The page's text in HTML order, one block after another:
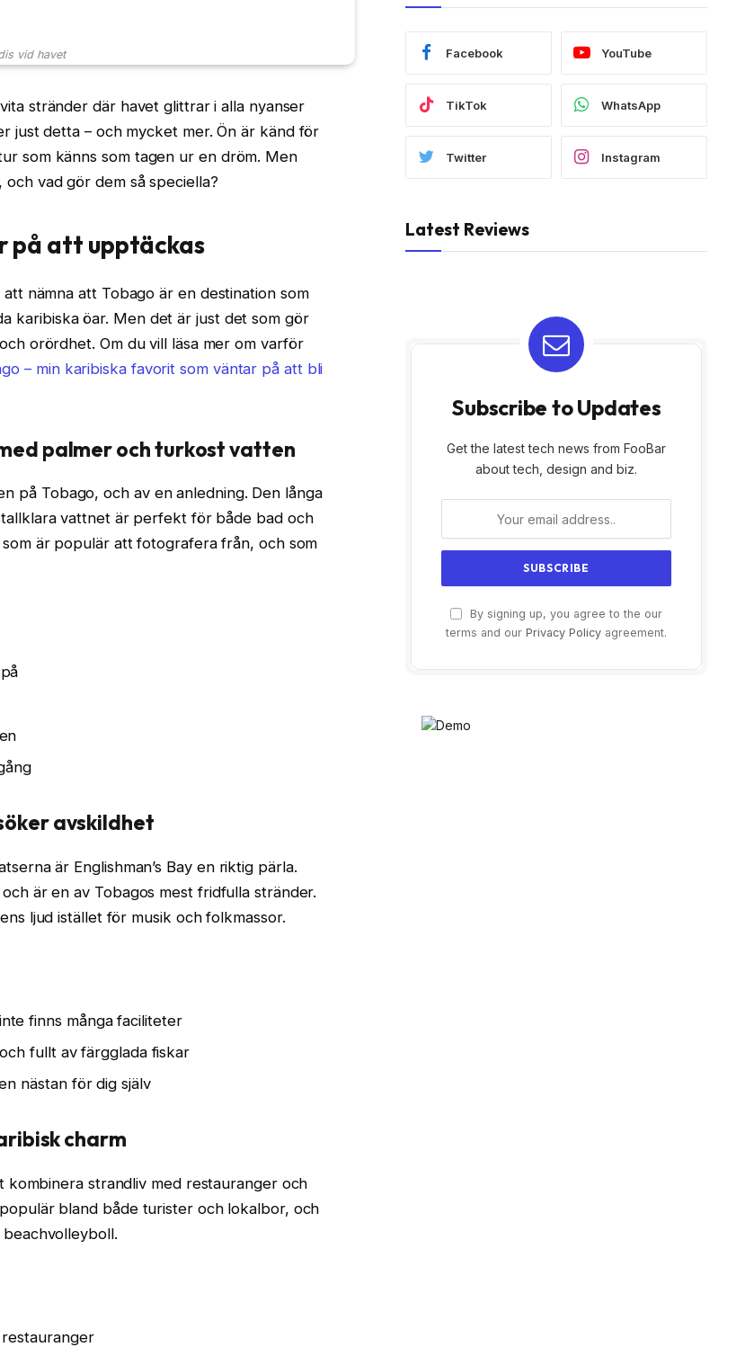
vid havet
stränder där havet glittrar i alla nyanser
just detta – och mycket mer. Ön är känd för
som känns som tagen ur en dröm. Men
vad gör dem så speciella?
på att upptäckas
nämna att Tobago är en destination som
karibiska öar. Men det är just det som gör
orördhet. Om du vill läsa mer om varför
– min karibiska favorit som väntar på att bli
palmer och turkost vatten
på Tobago, och av en anledning. Den långa
vattnet är perfekt för både bad och
är populär att fotografera från, och som
avskildhet
är Englishman’s Bay en riktig pärla.
är en av Tobagos mest fridfulla stränder.
ljud istället för musik och folkmassor.
finns många faciliteter
fullt av färgglada fiskar
nästan för dig själv
charm
kombinera strandliv med restauranger och
bland både turister och lokalbor, och
Facebook YouTube
TikTok WhatsApp
Twitter Instagram
Latest Reviews
Subscribe to Updates
Get the latest tech news from FooBar
about tech, design and biz.
By signing up, you agree to the our
terms and our Privacy Policy agreement.